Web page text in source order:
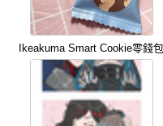
Ikeakuma Smart Cookie零錢包